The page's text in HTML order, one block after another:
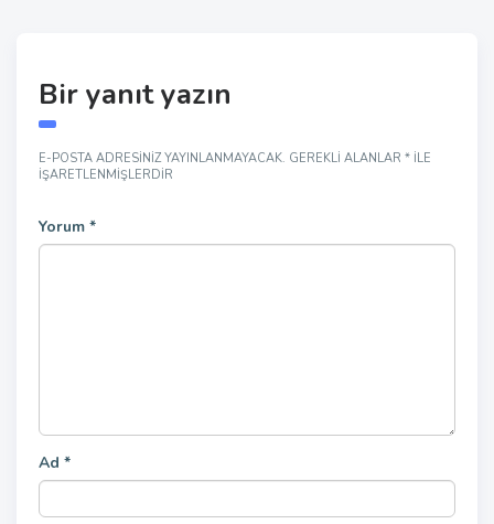
Bir yanıt yazın
E-POSTA ADRESINIZ YAYINLANMAYACAK. GEREKLI ALANLAR * ILE
IŞARETLENMIŞLERDIR
Yorum *
Ad *